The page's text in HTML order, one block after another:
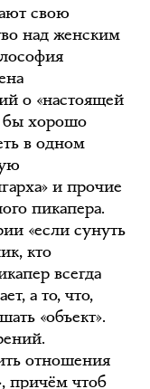
свою
над женским
о «настоящей
бы хорошо
в одном
и прочие
пикапера.
«если сунуть
кто
всегда
а то, что,
«объект».
отношения
причём чтоб